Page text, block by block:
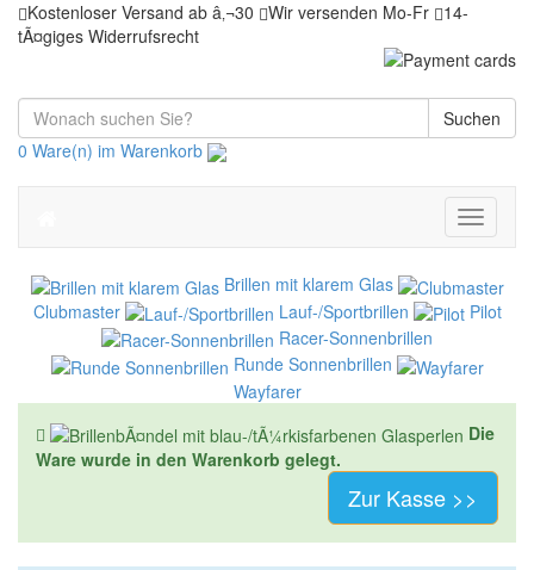
Kostenloser Versand ab â‚¬30 Wir versenden Mo-Fr
14-
tÃ¤giges Widerrufsrecht
Suchen
0 Ware(n) im Warenkorb
Toggle
Brillen mit klarem Glas
Clubmaster
Lauf-/Sportbrillen
Pilot
Racer-Sonnenbrillen
Runde Sonnenbrillen
Wayfarer
Die
Ware wurde in den Warenkorb gelegt.
Zur Kasse >>